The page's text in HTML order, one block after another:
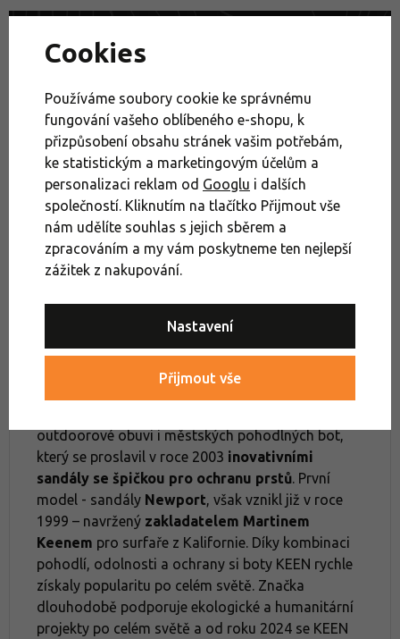
Ponožky v sandálech: módní zločin, nebo geniální vynález?
Trekové sandály: Pohodlí i na výletě - jak je vybírat?
Zavolejte našemu outdoor expertovi
+420 379 200 777
nebo se zastavte na kterékoli
naší prodejně
Výprodej Sandály Trekové sandály
Dětské sandály a pantofle Dětské sportovní sandály
Dětské trekové sandály Výprodej sandály a pantofle
Keen
outdoorové obuvi i městských pohodlných bot,
který se proslavil v roce 2003 inovativními
sandály se špičkou pro ochranu prstů. První
model - sandály Newport, však vznikl již v roce
1999 – navržený zakladatelem Martinem
Keenem pro surfaře z Kalifornie. Díky kombinaci
pohodlí, odolnosti a ochrany si boty KEEN rychle
získaly popularitu po celém světě. Značka
dlouhodobě podporuje ekologické a humanitární
projekty po celém světě a od roku 2024 se KEEN
Cookies
Používáme soubory cookie ke správnému
fungování vašeho oblíbeného e-shopu, k
přizpůsobení obsahu stránek vašim potřebám,
ke statistickým a marketingovým účelům a
personalizaci reklam od Googlu i dalších
společností. Kliknutím na tlačítko Přijmout vše
nám udělíte souhlas s jejich sběrem a
zpracováním a my vám poskytneme ten nejlepší
zážitek z nakupování.
Nastavení
Přijmout vše